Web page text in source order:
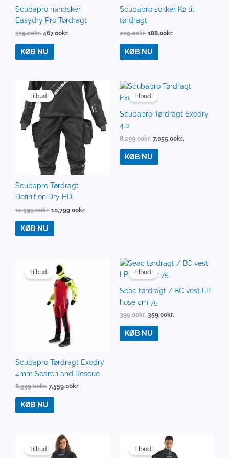
Scubapro handsker
Easydry Pro Tørdragt
519.00kr. 467.00kr.
KØB NU
Scubapro sokker K2 til
tørdragt
209.00kr. 188.00kr.
KØB NU
Tilbud!
Scubapro Tørdragt
Definition Dry HD
11,999.00kr.
Den
oprindelige
pris
11,999.00kr..
10,799.00kr.
Den
aktuelle
pris
er:
10,799.00kr..
KØB NU
Tilbud!
Scubapro Tørdragt Exodry
4.0
8,299.00kr.
Den
oprindelige
pris
8,299.00kr..
7,055.00kr.
Den
aktuelle
7,055.00kr..
KØB NU
Tilbud!
Scubapro Tørdragt Exodry
4mm Search and Rescue
8,399.00kr.
oprindelige
pris
var:
8,399.00kr..
7,559.00kr.
KØB NU
Tilbud!
Seac tørdragt / BC vest LP
hose cm 75
399.00kr.
Den
oprindelige
pris
399.00kr..
359.00kr.
Den
359.00kr..
KØB NU
Tilbud!
Den
oprindelige
pris
Tilbud! oprindelige
pris